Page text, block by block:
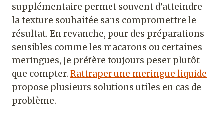
supplémentaire permet souvent d’atteindre
la texture souhaitée sans compromettre le
résultat. En revanche, pour des préparations
sensibles comme les macarons ou certaines
meringues, je préfère toujours peser plutôt
que compter. Rattraper une meringue liquide
propose plusieurs solutions utiles en cas de
problème.